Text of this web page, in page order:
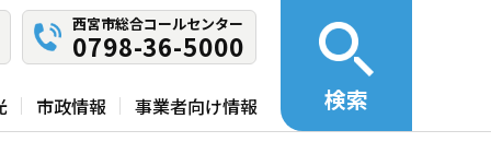
西宮市総合コールセンター
0798-36-5000
市政情報 事業者向け情報 検索